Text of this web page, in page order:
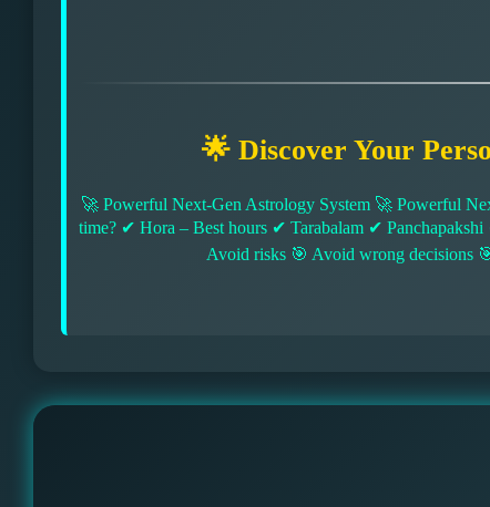
🌟 Discover Your
🚀 Powerful Next-Gen Astrology System 🚀 Powerful
time? ✔ Hora – Best hours ✔ Tarabalam ✔
Avoid risks 🎯 Avoid wrong decisions